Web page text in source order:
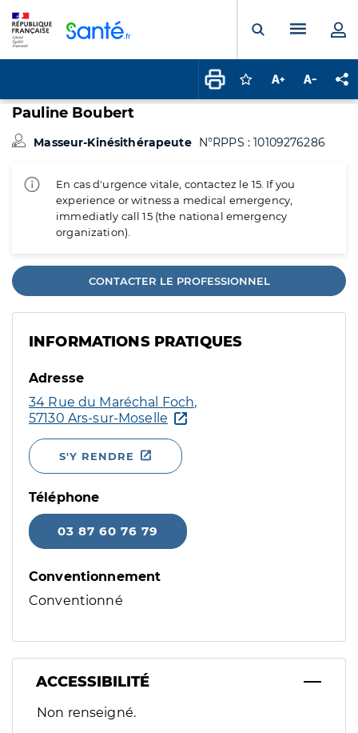
Ouvrir laMenu
Connectez-vous
Augmenter la
Pauline Boubert
Masseur-Kinésithérapeute N°RPPS : 10109276286
En cas d'urgence vitale, contactez le 15. If you
experience or witness a medical emergency,
immediatly call 15 (the national emergency
organization).
CONTACTER LE PROFESSIONNEL
INFORMATIONS PRATIQUES
Adresse
34 Rue du Maréchal Foch,
57130 Ars-sur-Moselle
S'Y RENDRE
Téléphone
03 87 60 76 79
Conventionnement
Conventionné
ACCESSIBILITÉ
Filtres
Sélectionnez un ou plusieurs handicaps/besoins
Non renseigné.